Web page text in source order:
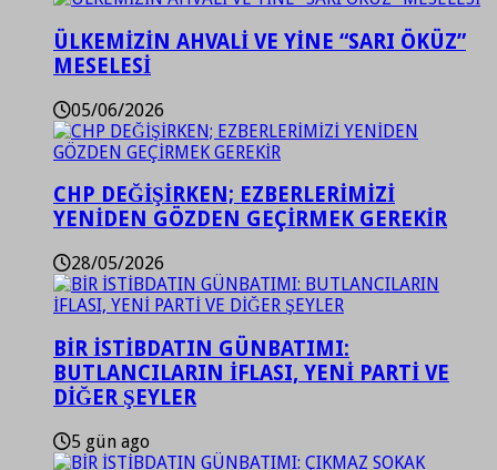
ÜLKEMİZİN AHVALİ VE YİNE “SARI ÖKÜZ”
MESELESİ
05/06/2026
CHP DEĞİŞİRKEN; EZBERLERİMİZİ
YENİDEN GÖZDEN GEÇİRMEK GEREKİR
28/05/2026
BİR İSTİBDATIN GÜNBATIMI:
BUTLANCILARIN İFLASI, YENİ PARTİ VE
DİĞER ŞEYLER
5 gün ago